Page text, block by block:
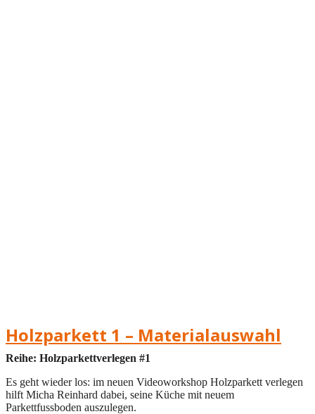
Holzparkett 1 – Materialauswahl
Reihe: Holzparkettverlegen #1
Es geht wieder los: im neuen Videoworkshop Holzparkett verlegen
hilft Micha Reinhard dabei, seine Küche mit neuem
Parkettfussboden auszulegen.